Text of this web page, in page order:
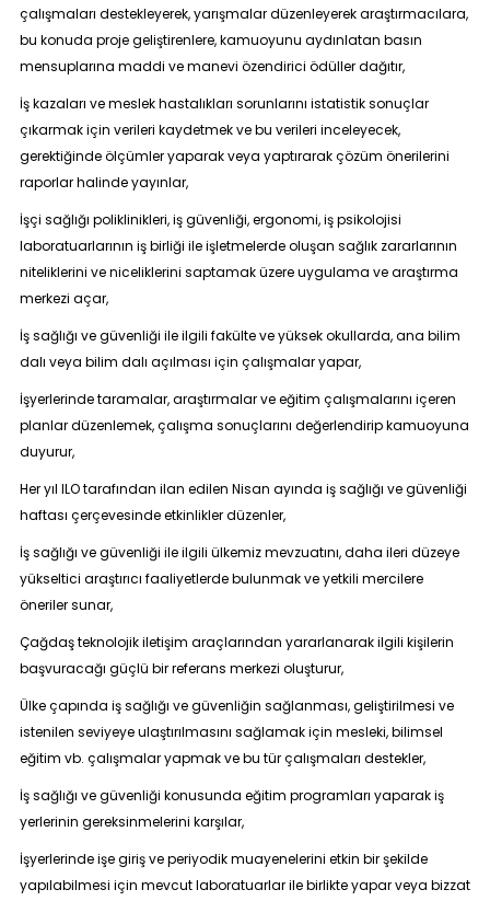
çalışmaları destekleyerek, yarışmalar düzenleyerek araştırmacılara,
bu konuda proje geliştirenlere, kamuoyunu aydınlatan basın
mensuplarına maddi ve manevi özendirici ödüller dağıtır,
İş kazaları ve meslek hastalıkları sorunlarını istatistik sonuçlar
çıkarmak için verileri kaydetmek ve bu verileri inceleyecek,
gerektiğinde ölçümler yaparak veya yaptırarak çözüm önerilerini
raporlar halinde yayınlar,
İşçi sağlığı poliklinikleri, iş güvenliği, ergonomi, iş psikolojisi
laboratuarlarının iş birliği ile işletmelerde oluşan sağlık zararlarının
niteliklerini ve niceliklerini saptamak üzere uygulama ve araştırma
merkezi açar,
İş sağlığı ve güvenliği ile ilgili fakülte ve yüksek okullarda, ana bilim
dalı veya bilim dalı açılması için çalışmalar yapar,
İşyerlerinde taramalar, araştırmalar ve eğitim çalışmalarını içeren
planlar düzenlemek, çalışma sonuçlarını değerlendirip kamuoyuna
duyurur,
Her yıl ILO tarafından ilan edilen Nisan ayında iş sağlığı ve güvenliği
haftası çerçevesinde etkinlikler düzenler,
İş sağlığı ve güvenliği ile ilgili ülkemiz mevzuatını, daha ileri düzeye
yükseltici araştırıcı faaliyetlerde bulunmak ve yetkili mercilere
öneriler sunar,
Çağdaş teknolojik iletişim araçlarından yararlanarak ilgili kişilerin
başvuracağı güçlü bir referans merkezi oluşturur,
Ülke çapında iş sağlığı ve güvenliğin sağlanması, geliştirilmesi ve
istenilen seviyeye ulaştırılmasını sağlamak için mesleki, bilimsel
eğitim vb. çalışmalar yapmak ve bu tür çalışmaları destekler,
İş sağlığı ve güvenliği konusunda eğitim programları yaparak iş
yerlerinin gereksinmelerini karşılar,
İşyerlerinde işe giriş ve periyodik muayenelerini etkin bir şekilde
yapılabilmesi için mevcut laboratuarlar ile birlikte yapar veya bizzat